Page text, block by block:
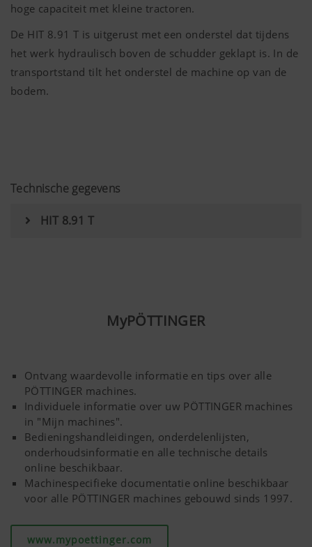
hoge capaciteit met kleine tractoren.
De HIT 8.91 T is uitgerust met een onderstel dat tijdens
het werk hydraulisch boven de schudder geklapt is. In de
transportstand tilt het onderstel de machine op van de
bodem.
Technische gegevens
HIT 8.91 T
MyPÖTTINGER
Ontvang waardevolle informatie en tips over alle
PÖTTINGER machines.
Individuele informatie over uw PÖTTINGER machines
in "Mijn machines".
Bedieningshandleidingen, onderdelenlijsten,
onderhoudsinformatie en alle technische details
online beschikbaar.
Machinespecifieke documentatie online beschikbaar
voor alle PÖTTINGER machines gebouwd sinds 1997.
www.mypoettinger.com